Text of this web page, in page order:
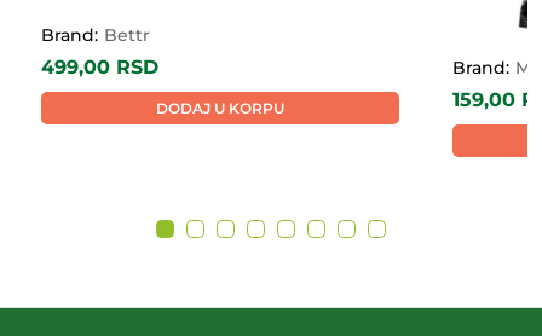
Brand: Bettr
499,00 RSD
DODAJ U KORPU
Brand:
159,00